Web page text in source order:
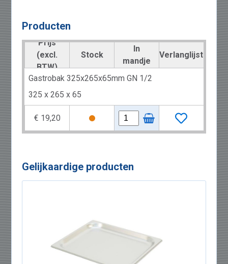
Producten
Prijs
(excl.
BTW)
Stock
In
mandje
Verlanglijst
Gastrobak 325x265x65mm GN 1/2
325 x 265 x 65
€ 19,20
Gelijkaardige producten